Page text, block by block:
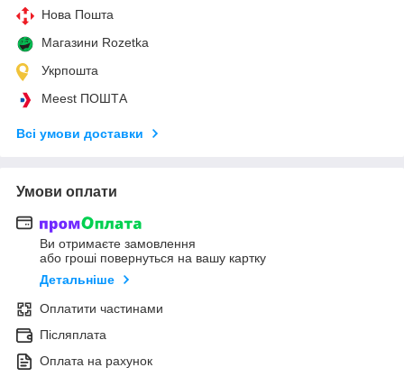
Нова Пошта
Магазини Rozetka
Укрпошта
Meest ПОШТА
Всі умови доставки
Умови оплати
Ви отримаєте замовлення
або гроші повернуться на вашу картку
Детальніше
Оплатити частинами
Післяплата
Оплата на рахунок